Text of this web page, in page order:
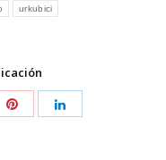
urkubici